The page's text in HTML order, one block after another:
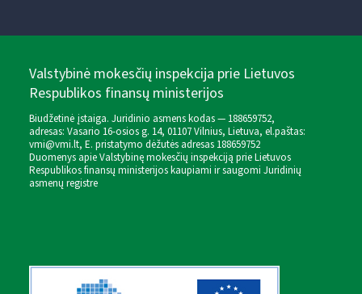
Valstybinė mokesčių inspekcija prie Lietuvos
Respublikos finansų ministerijos
Biudžetinė įstaiga. Juridinio asmens kodas — 188659752,
adresas: Vasario 16-osios g. 14, 01107 Vilnius, Lietuva, el.paštas:
vmi@vmi.lt, E. pristatymo dėžutės adresas 188659752
Duomenys apie Valstybinę mokesčių inspekciją prie Lietuvos
Respublikos finansų ministerijos kaupiami ir saugomi Juridinių
asmenų registre